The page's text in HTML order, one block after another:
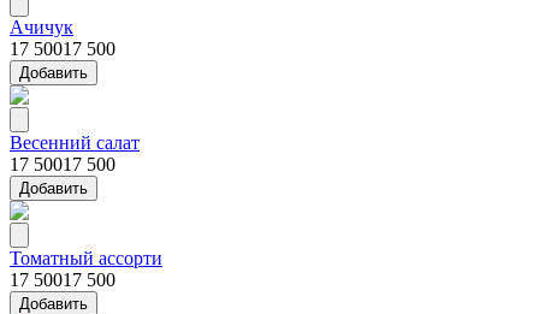
Ачичук
17 50017 500
Добавить
Весенний салат
17 50017 500
Добавить
Томатный ассорти
17 50017 500
Добавить